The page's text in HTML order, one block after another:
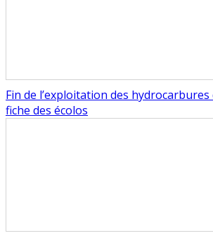
Fin de l’exploitation des hydrocarbures
fiche des écolos